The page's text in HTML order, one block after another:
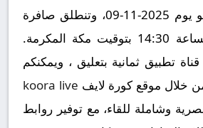
السعودية, دوري يلو يوم 2025-11-09، وتنطلق صافرة
البداية في تمام الساعة 14:30 بتوقيت مكة المكرمة.
تطبيق ثمانية بتعليق ، ويمكنكم
خلال موقع كورة لايف koora live
وشاملة للقاء، مع توفير روابط